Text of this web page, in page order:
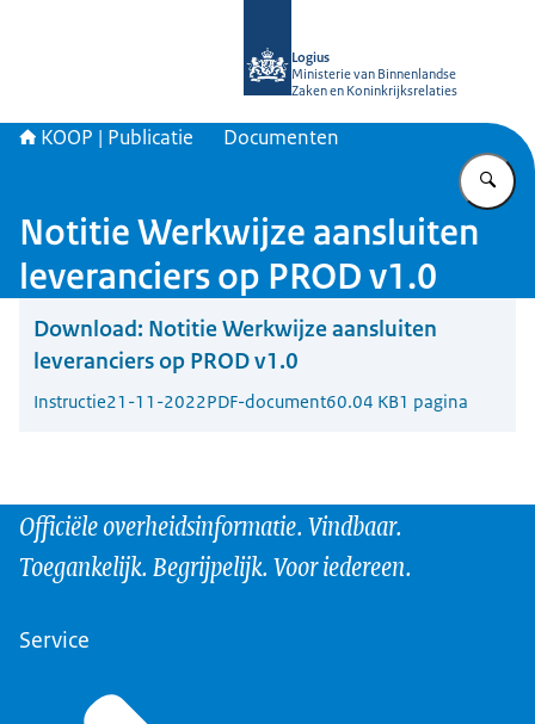
Logius
Ministerie van Binnenlandse
Zaken en Koninkrijksrelaties
KOOP | Publicatie Documenten
Notitie Werkwijze aansluiten
leveranciers op PROD v1.0
Download: Notitie Werkwijze aansluiten
leveranciers op PROD v1.0
Instructie21-11-2022PDF-document60.04 KB1 pagina
Officiële overheidsinformatie. Vindbaar.
Toegankelijk. Begrijpelijk. Voor iedereen.
Service